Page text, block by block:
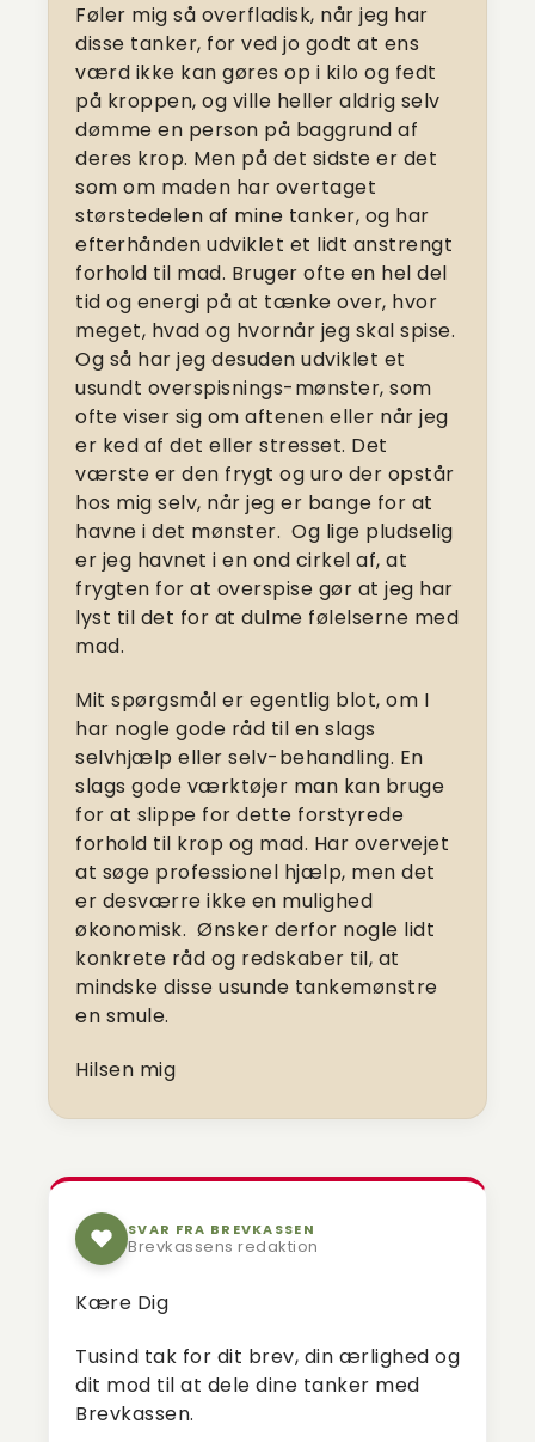
Føler mig så overfladisk, når jeg har
disse tanker, for ved jo godt at ens
værd ikke kan gøres op i kilo og fedt
på kroppen, og ville heller aldrig selv
dømme en person på baggrund af
deres krop. Men på det sidste er det
som om maden har overtaget
størstedelen af mine tanker, og har
efterhånden udviklet et lidt anstrengt
forhold til mad. Bruger ofte en hel del
tid og energi på at tænke over, hvor
meget, hvad og hvornår jeg skal spise.
Og så har jeg desuden udviklet et
usundt overspisnings-mønster, som
ofte viser sig om aftenen eller når jeg
er ked af det eller stresset. Det
værste er den frygt og uro der opstår
hos mig selv, når jeg er bange for at
havne i det mønster. Og lige pludselig
er jeg havnet i en ond cirkel af, at
frygten for at overspise gør at jeg har
lyst til det for at dulme følelserne med
mad.
Mit spørgsmål er egentlig blot, om I
har nogle gode råd til en slags
selvhjælp eller selv-behandling. En
slags gode værktøjer man kan bruge
for at slippe for dette forstyrede
forhold til krop og mad. Har overvejet
at søge professionel hjælp, men det
er desværre ikke en mulighed
økonomisk. Ønsker derfor nogle lidt
konkrete råd og redskaber til, at
mindske disse usunde tankemønstre
en smule.
Hilsen mig
SVAR FRA BREVKASSEN
Brevkassens redaktion
Kære Dig
Tusind tak for dit brev, din ærlighed og
dit mod til at dele dine tanker med
Brevkassen.